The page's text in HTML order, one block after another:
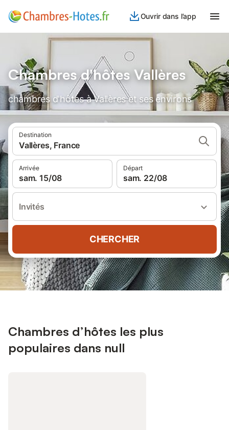
Ouvrir dans l’app
Chambres d'hôtes Vallères
chambres d'hôtes à Vallères et ses environs
Destination
Vallères, France
Arrivée
sam. 15/08
Départ
sam. 22/08
Invités
CHERCHER
Chambres d’hôtes les plus
populaires dans null